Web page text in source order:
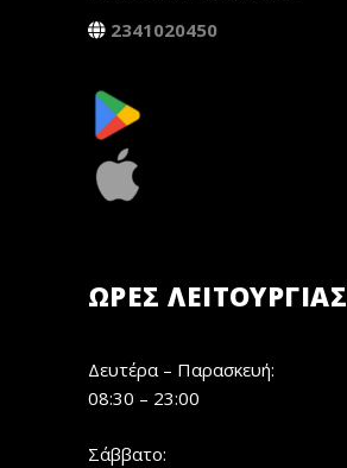
2341020450
ΏΡΕΣ ΛΕΙΤΟΥΡΓΊΑΣ
Δευτέρα – Παρασκευή:
08:30 – 23:00
Σάββατο: